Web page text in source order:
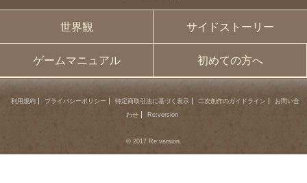
世界観 サイドストーリー
ゲームマニュアル 初めての方へ
利用規約 プライバシーポリシー 特定商取引法に基づく表示 二次創作のガイドライン
お問い合
わせ
Re:version
© 2017 Re:version.